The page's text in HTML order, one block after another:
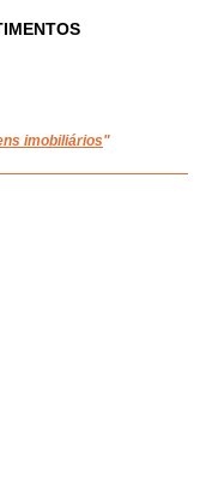
imobiliários"